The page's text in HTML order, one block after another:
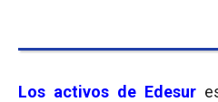
Los activos de Edesur